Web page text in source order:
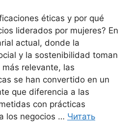
éticas y por qué
liderados por mujeres? En
actual, donde la
y la sostenibilidad toman
relevante, las
se han convertido en un
que diferencia a las
con prácticas
los negocios … Читать